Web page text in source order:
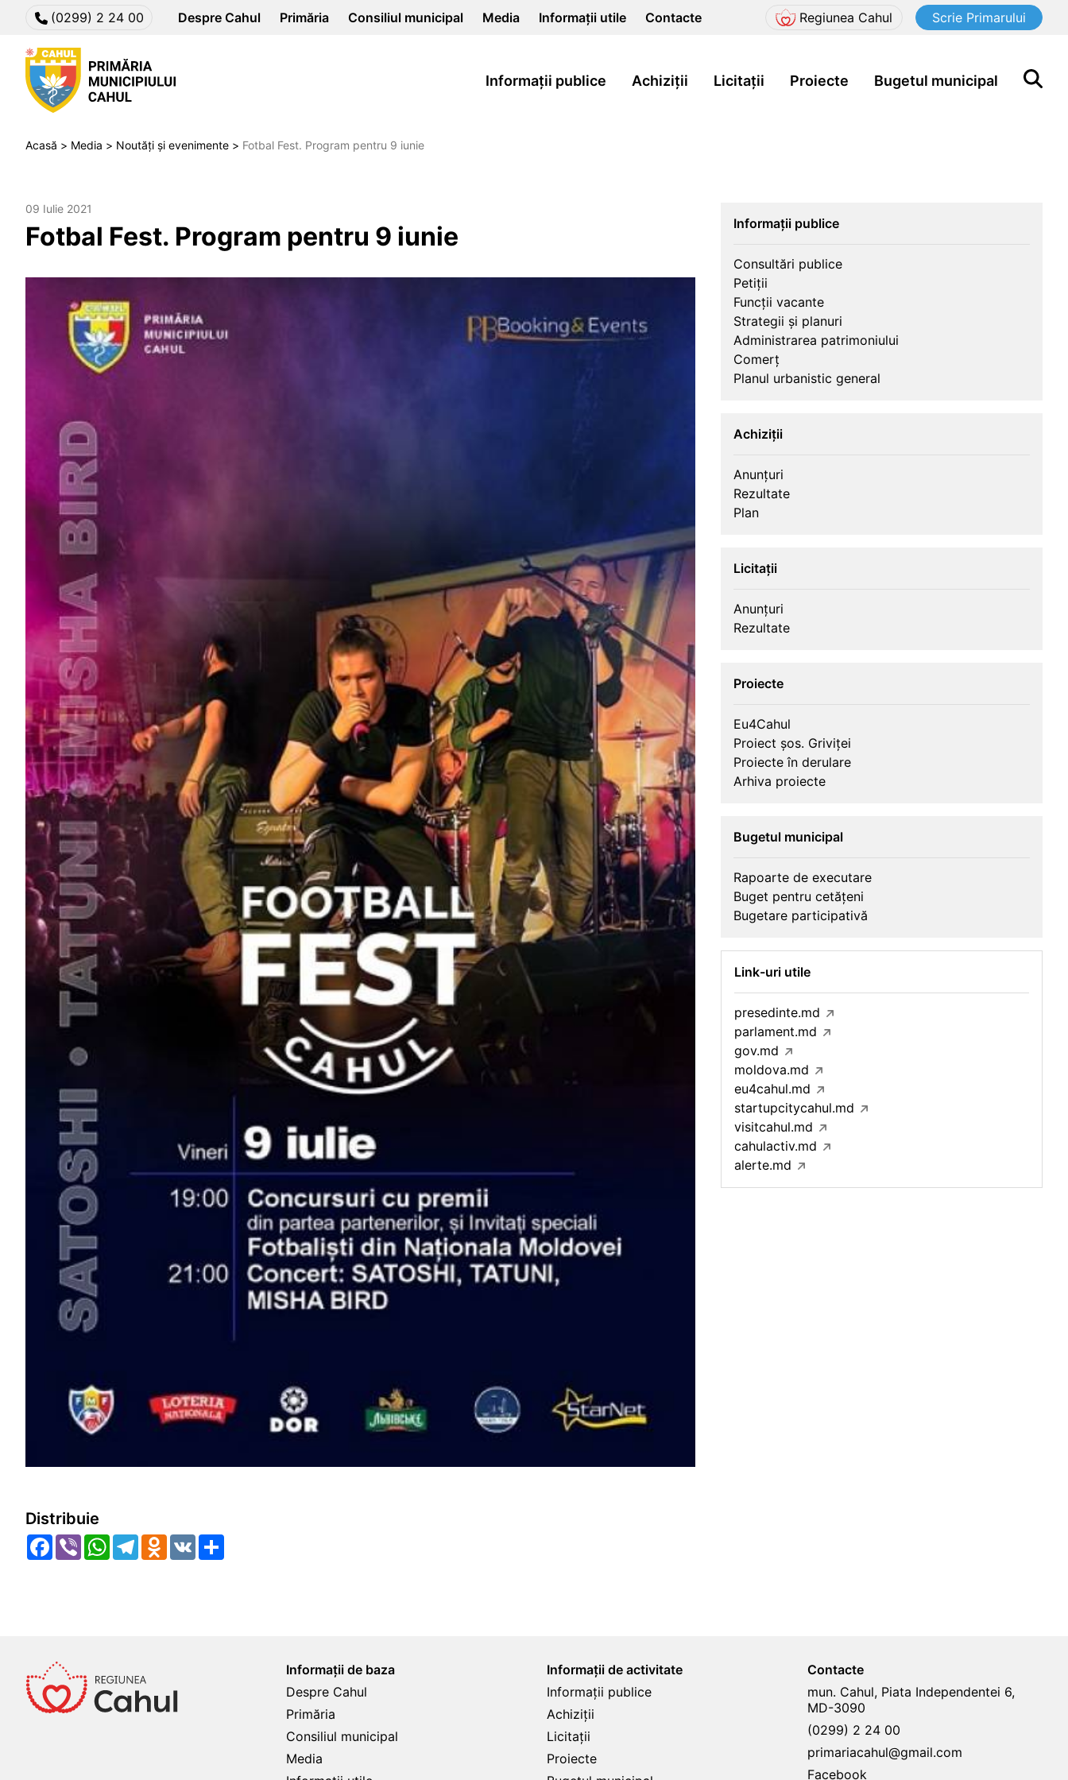
(0299) 2 24 00 Despre Cahul Primăria Consiliul municipal Media Informații utile Contacte Regiunea Cahul Scrie Primarului
Informații publice Achiziții Licitații Proiecte Bugetul municipal
Acasă Media Noutăți și evenimente Fotbal Fest. Program pentru 9 iunie
09 Iulie 2021
Fotbal Fest. Program pentru 9 iunie
Distribuie
Facebook
Viber WhatsApp
TelegramOdnoklassniki
VK
Informații publice
Consultări publice
Petiții
Funcții vacante
Strategii și planuri
Administrarea patrimoniului
Comerț
Planul urbanistic general
Achiziții
Anunțuri
Rezultate
Plan
Licitații
Anunțuri
Rezultate
Proiecte
Eu4Cahul
Proiect șos. Griviței
Proiecte în derulare
Arhiva proiecte
Bugetul municipal
Rapoarte de executare
Buget pentru cetățeni
Bugetare participativă
Link-uri utile
presedinte.md
parlament.md
gov.md
moldova.md
eu4cahul.md
startupcitycahul.md
visitcahul.md
cahulactiv.md
alerte.md
Informații de baza
Despre Cahul
Primăria
Consiliul municipal
Media
Informații de activitate
Informații publice
Achiziții
Licitații
Proiecte
Contacte
mun. Cahul, Piata Independentei 6,
MD-3090
(0299) 2 24 00
primariacahul@gmail.com
Facebook